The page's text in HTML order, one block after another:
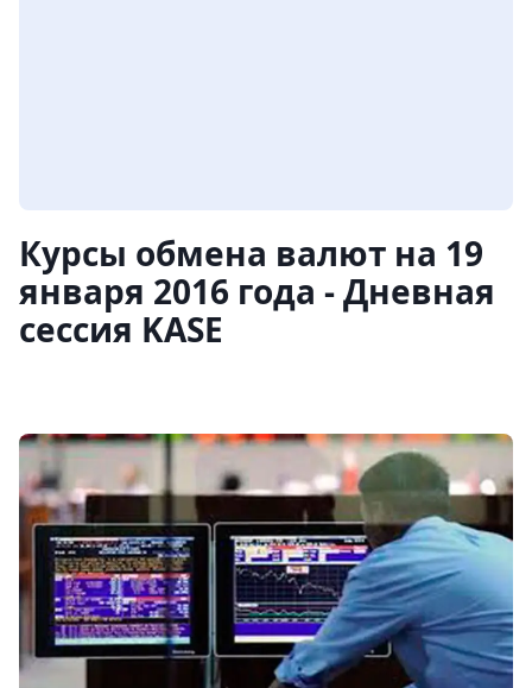
Курсы обмена валют на 19
января 2016 года - Дневная
сессия KASE